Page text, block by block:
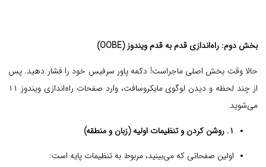
بخش دوم: راه‌اندازی قدم به قدم ویندوز (OOBE)
حالا وقت بخش اصلی ماجراست! دکمه پاور سرفیس خود را فشار دهید. پس
از چند لحظه و دیدن لوگوی مایکروسافت، وارد صفحات راه‌اندازی ویندوز ۱۱
می‌شوید.
۱. روشن کردن و تنظیمات اولیه (زبان و منطقه)
اولین صفحاتی که می‌بینید، مربوط به تنظیمات پایه است: